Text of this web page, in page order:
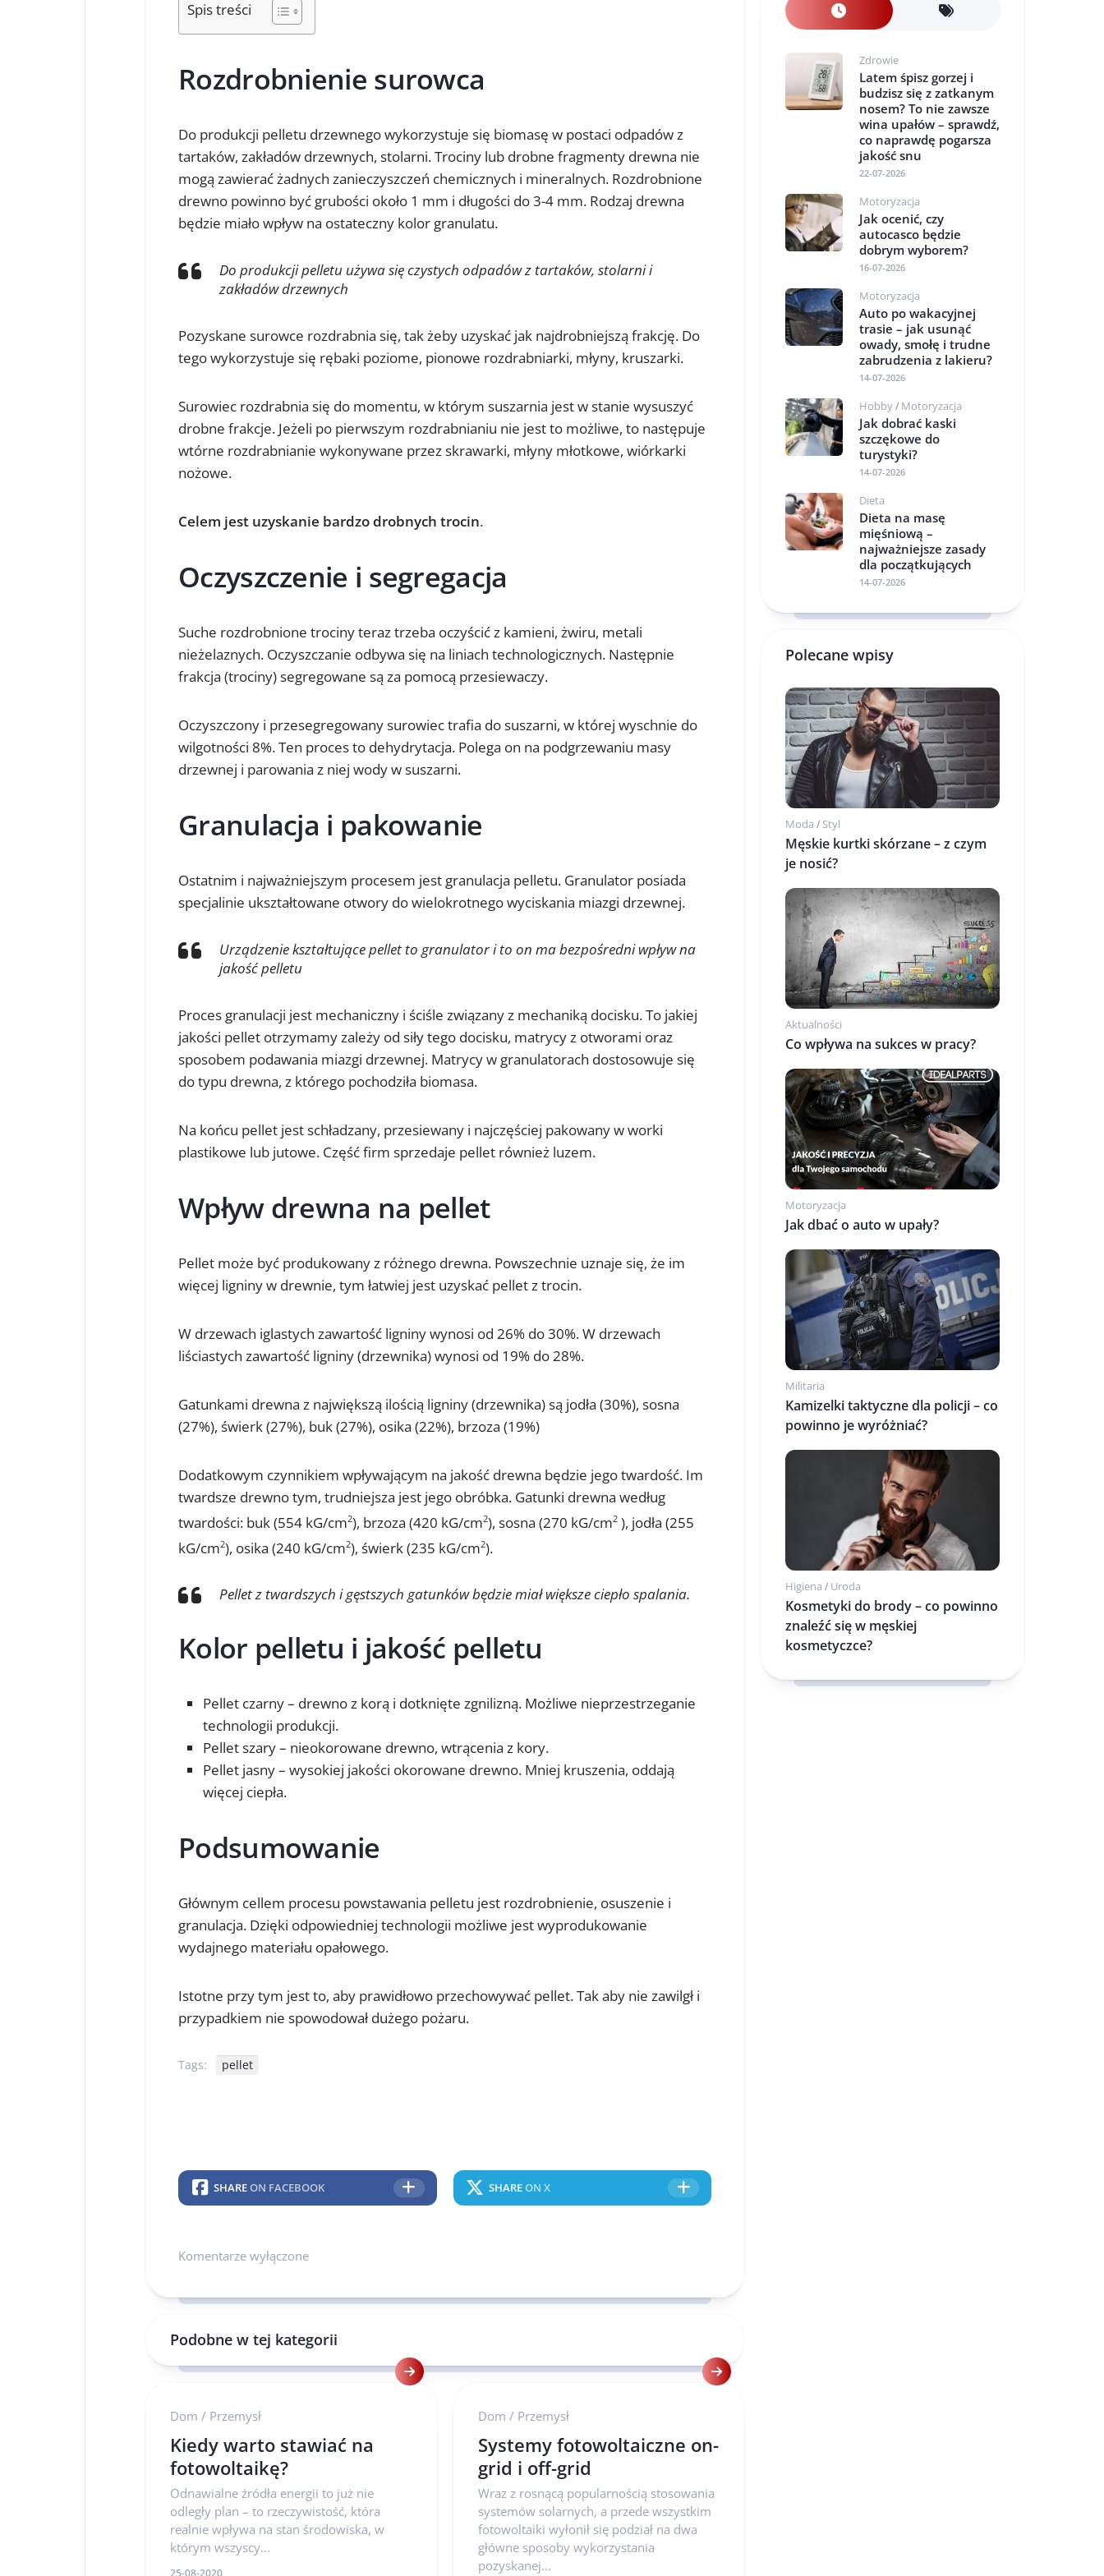
Spis treści
Rozdrobnienie surowca
Do produkcji pelletu drzewnego wykorzystuje się biomasę w postaci odpadów z
tartaków, zakładów drzewnych, stolarni. Trociny lub drobne fragmenty drewna nie
mogą zawierać żadnych zanieczyszczeń chemicznych i mineralnych. Rozdrobnione
drewno powinno być grubości około 1 mm i długości do 3-4 mm. Rodzaj drewna
będzie miało wpływ na ostateczny kolor granulatu.
Do produkcji pelletu używa się czystych odpadów z tartaków, stolarni i
zakładów drzewnych
Pozyskane surowce rozdrabnia się, tak żeby uzyskać jak najdrobniejszą frakcję. Do
tego wykorzystuje się rębaki poziome, pionowe rozdrabniarki, młyny, kruszarki.
Surowiec rozdrabnia się do momentu, w którym suszarnia jest w stanie wysuszyć
drobne frakcje. Jeżeli po pierwszym rozdrabnianiu nie jest to możliwe, to następuje
wtórne rozdrabnianie wykonywane przez skrawarki, młyny młotkowe, wiórkarki
nożowe.
Celem jest uzyskanie bardzo drobnych trocin.
Oczyszczenie i segregacja
Suche rozdrobnione trociny teraz trzeba oczyścić z kamieni, żwiru, metali
nieżelaznych. Oczyszczanie odbywa się na liniach technologicznych. Następnie
frakcja (trociny) segregowane są za pomocą przesiewaczy.
Oczyszczony i przesegregowany surowiec trafia do suszarni, w której wyschnie do
wilgotności 8%. Ten proces to dehydrytacja. Polega on na podgrzewaniu masy
drzewnej i parowania z niej wody w suszarni.
Granulacja i pakowanie
Ostatnim i najważniejszym procesem jest granulacja pelletu. Granulator posiada
specjalinie ukształtowane otwory do wielokrotnego wyciskania miazgi drzewnej.
Urządzenie kształtujące pellet to granulator i to on ma bezpośredni wpływ na
jakość pelletu
Proces granulacji jest mechaniczny i ściśle związany z mechaniką docisku. To jakiej
jakości pellet otrzymamy zależy od siły tego docisku, matrycy z otworami oraz
sposobem podawania miazgi drzewnej. Matrycy w granulatorach dostosowuje się
do typu drewna, z którego pochodziła biomasa.
Na końcu pellet jest schładzany, przesiewany i najczęściej pakowany w worki
plastikowe lub jutowe. Część firm sprzedaje pellet również luzem.
Wpływ drewna na pellet
Pellet może być produkowany z różnego drewna. Powszechnie uznaje się, że im
więcej ligniny w drewnie, tym łatwiej jest uzyskać pellet z trocin.
W drzewach iglastych zawartość ligniny wynosi od 26% do 30%. W drzewach
liściastych zawartość ligniny (drzewnika) wynosi od 19% do 28%.
Gatunkami drewna z największą ilością ligniny (drzewnika) są jodła (30%), sosna
(27%), świerk (27%), buk (27%), osika (22%), brzoza (19%)
Dodatkowym czynnikiem wpływającym na jakość drewna będzie jego twardość. Im
twardsze drewno tym, trudniejsza jest jego obróbka. Gatunki drewna według
twardości: buk (554 kG/cm2), brzoza (420 kG/cm2), sosna (270 kG/cm2 ), jodła (255
kG/cm2), osika (240 kG/cm2), świerk (235 kG/cm2).
Pellet z twardszych i gęstszych gatunków będzie miał większe ciepło spalania.
Kolor pelletu i jakość pelletu
Pellet czarny – drewno z korą i dotknięte zgnilizną. Możliwe nieprzestrzeganie
technologii produkcji.
Pellet szary – nieokorowane drewno, wtrącenia z kory.
Pellet jasny – wysokiej jakości okorowane drewno. Mniej kruszenia, oddają
więcej ciepła.
Podsumowanie
Głównym cellem procesu powstawania pelletu jest rozdrobnienie, osuszenie i
granulacja. Dzięki odpowiedniej technologii możliwe jest wyprodukowanie
wydajnego materiału opałowego.
Istotne przy tym jest to, aby prawidłowo przechowywać pellet. Tak aby nie zawilgł i
przypadkiem nie spowodował dużego pożaru.
Tags: pellet
SHAREON FACEBOOK SHAREON X
Komentarze wyłączone
Podobne w tej kategorii
Dom / Przemysł
Kiedy warto stawiać na
fotowoltaikę?
Odnawialne źródła energii to już nie
odległy plan – to rzeczywistość, która
realnie wpływa na stan środowiska, w
którym wszyscy...
Dom / Przemysł
Systemy fotowoltaiczne on-
grid i off-grid
Wraz z rosnącą popularnością stosowania
systemów solarnych, a przede wszystkim
fotowoltaiki wyłonił się podział na dwa
główne sposoby wykorzystania
pozyskanej...
Zdrowie
Latem śpisz gorzej i
budzisz się z zatkanym
nosem? To nie zawsze
wina upałów – sprawdź,
co naprawdę pogarsza
jakość snu
22-07-2026
Motoryzacja
Jak ocenić, czy
autocasco będzie
dobrym wyborem?
16-07-2026
Motoryzacja
Auto po wakacyjnej
trasie – jak usunąć
owady, smołę i trudne
zabrudzenia z lakieru?
14-07-2026
Hobby/ Motoryzacja
Jak dobrać kaski
szczękowe do
turystyki?
14-07-2026
Dieta
Dieta na masę
mięśniową –
najważniejsze zasady
dla początkujących
14-07-2026
Polecane wpisy
Moda / Styl
Męskie kurtki skórzane – z czym
je nosić?
Aktualności
Co wpływa na sukces w pracy?
Motoryzacja
Jak dbać o auto w upały?
Militaria
Kamizelki taktyczne dla policji – co
powinno je wyróżniać?
Higiena / Uroda
Kosmetyki do brody – co powinno
znaleźć się w męskiej
kosmetyczce?